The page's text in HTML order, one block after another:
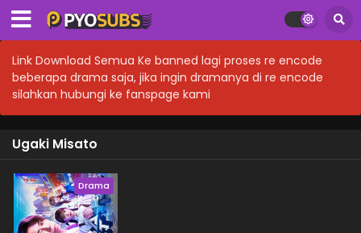
Link Download Semua Ke banned lagi proses re encode
beberapa drama saja, jika ingin dramanya di re encode
silahkan hubungi ke fanspage kami
Ugaki Misato
Drama